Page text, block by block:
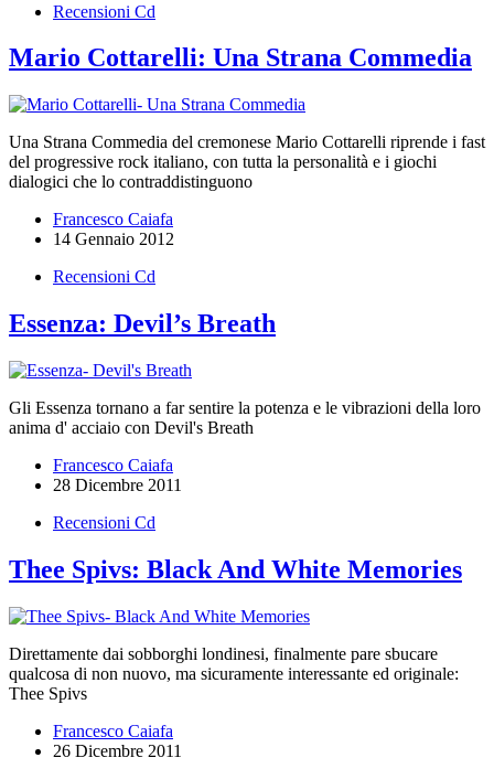
Recensioni Cd
Mario Cottarelli: Una Strana Commedia
Una Strana Commedia del cremonese Mario Cottarelli riprende i fast
del progressive rock italiano, con tutta la personalità e i giochi
dialogici che lo contraddistinguono
Francesco Caiafa
14 Gennaio 2012
Recensioni Cd
Essenza: Devil’s Breath
Gli Essenza tornano a far sentire la potenza e le vibrazioni della loro
anima d' acciaio con Devil's Breath
Francesco Caiafa
28 Dicembre 2011
Recensioni Cd
Thee Spivs: Black And White Memories
Direttamente dai sobborghi londinesi, finalmente pare sbucare
qualcosa di non nuovo, ma sicuramente interessante ed originale:
Thee Spivs
Francesco Caiafa
26 Dicembre 2011